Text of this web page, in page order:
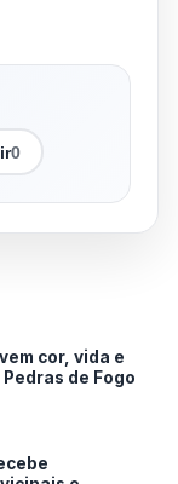
0
cor, vida e
de Fogo